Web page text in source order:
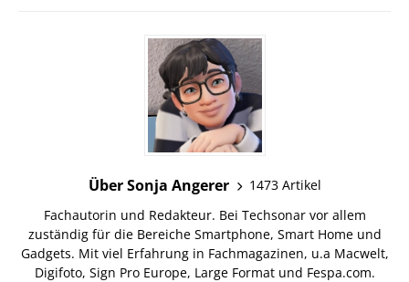
Über Sonja Angerer
1473 Artikel
Fachautorin und Redakteur. Bei Techsonar vor allem
zuständig für die Bereiche Smartphone, Smart Home und
Gadgets. Mit viel Erfahrung in Fachmagazinen, u.a Macwelt,
Digifoto, Sign Pro Europe, Large Format und Fespa.com.